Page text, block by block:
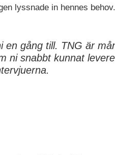
lyssnade in hennes behov.
en gång till. TNG är
ni snabbt kunnat